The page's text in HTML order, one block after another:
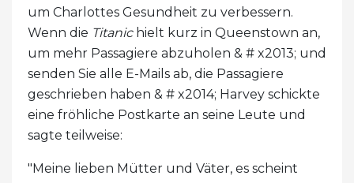
um Charlottes Gesundheit zu verbessern.
Wenn die Titanichielt kurz in Queenstown an,
um mehr Passagiere abzuholen & # x2013; und
senden Sie alle E-Mails ab, die Passagiere
geschrieben haben & # x2014; Harvey schickte
eine fröhliche Postkarte an seine Leute und
sagte teilweise:
"Meine lieben Mütter und Väter, es scheint